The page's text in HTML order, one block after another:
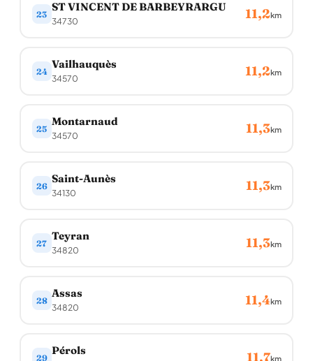
23
ST VINCENT DE BARBEYRARGU
34730 11,2km
24
Vailhauquès
34570 11,2km
25
Montarnaud
34570 11,3km
26
Saint-Aunès
34130 11,3km
27
Teyran
34820 11,3km
28
Assas
34820 11,4km
29
Pérols 11,7km